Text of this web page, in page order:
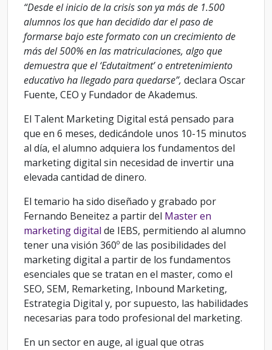
“Desde el inicio de la crisis son ya más de 1.500
alumnos los que han decidido dar el paso de
formarse bajo este formato con un crecimiento de
más del 500% en las matriculaciones, algo que
demuestra que el ‘Edutaitment’ o entretenimiento
educativo ha llegado para quedarse”, declara Oscar
Fuente, CEO y Fundador de Akademus.
El Talent Marketing Digital está pensado para
que en 6 meses, dedicándole unos 10-15 minutos
al día, el alumno adquiera los fundamentos del
marketing digital sin necesidad de invertir una
elevada cantidad de dinero.
El temario ha sido diseñado y grabado por
Fernando Beneitez a partir del Master en
marketing digital de IEBS, permitiendo al alumno
tener una visión 360º de las posibilidades del
marketing digital a partir de los fundamentos
esenciales que se tratan en el master, como el
SEO, SEM, Remarketing, Inbound Marketing,
Estrategia Digital y, por supuesto, las habilidades
necesarias para todo profesional del marketing.
En un sector en auge, al igual que otras